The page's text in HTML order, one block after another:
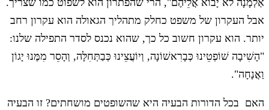
אַלְמָנָה לֹא יָבוֹא אֲלֵיהֶם", הרי שהפתרון הוא לשפוט כמו שצריך.
אבל העקרון של משפט כחלק מתהליך הגאולה הוא עקרון רחב
יותר. הוא עקרון חשוב כל כך, שהוא נכנס לסדר התפילה שלנו:
"הָשִׁיבָה שׁוֹפְטֵינוּ כְּבָרִאשׁוֹנָה, וְיוֹעֲצֵינוּ כְּבַתְּחִלָּה, וְהָסֵר מִמֶּנוּ יָגוֹן
וַאֲנָחָה".
האם בכל הדורות הבעיה היא שהשופטים מושחתים? זו הבעיה